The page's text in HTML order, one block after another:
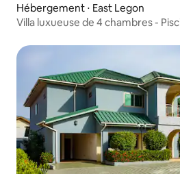
Hébergement ⋅ East Legon
Villa luxueuse de 4 chambres -